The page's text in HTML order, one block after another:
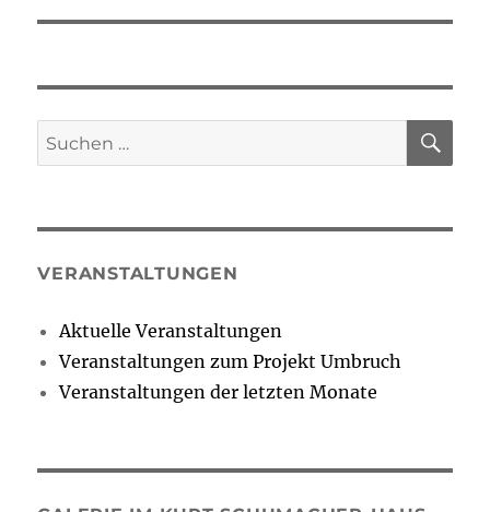
Suchen
nach:
VERANSTALTUNGEN
Aktuelle Veranstaltungen
Veranstaltungen zum Projekt Umbruch
Veranstaltungen der letzten Monate